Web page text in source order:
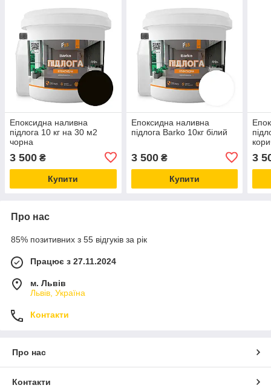
Епоксидна наливна
підлога 10 кг на 30 м2
чорна
3 500 ₴
Купити
Епоксидна наливна
підлога Barko 10кг білий
3 500₴
Купити
3
Про нас
85% позитивних з 55 відгуків за рік
Працює з 27.11.2024
м. Львів
Львів, Україна
Контакти
Про нас
Контакти